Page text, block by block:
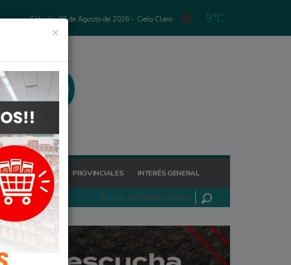
Sábado, 08 de Agosto de 2026 - Cielo Claro 9°C
REGIONALES PROVINCIALES INTERÉS GENERAL
×